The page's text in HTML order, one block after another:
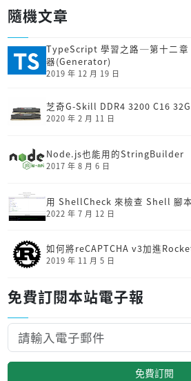
隨機文章
TypeScript 學習之路─第十二
器(Generator)
2019 年 12 月 19 日
芝奇G-Skill DDR4 3200 C16
2020 年 2 月 11 日
Node.js也能用的StringBuilder
2017 年 8 月 6 日
用 ShellCheck 來檢查 Shell 腳
2022 年 7 月 12 日
如何將reCAPTCHA v3加進
2019 年 11 月 5 日
免費訂閱本站電子報
免費訂閱